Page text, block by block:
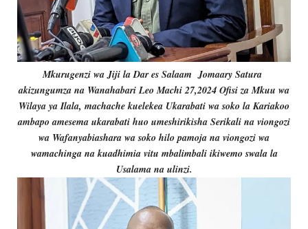
Mkurugenzi wa Jiji la Dar es Salaam Jomaary Satura
akizungumza na Wanahabari Leo Machi 27,2024 Ofisi za Mkuu wa
Wilaya ya Ilala, machache kuelekea Ukarabati wa soko la Kariakoo
ambapo amesema ukarabati huo umeshirikisha Serikali na viongozi
wa Wafanyabiashara wa soko hilo pamoja na viongozi wa
wamachinga na kuadhimia vitu mbalimbali ikiwemo swala la
Usalama na ulinzi.